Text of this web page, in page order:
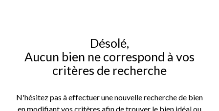
Désolé,
Aucun bien ne correspond à vos
critères de recherche
N'hésitez pas à effectuer une nouvelle recherche de bien
en modifiant vos critères afin de trouver le bien idéal ou